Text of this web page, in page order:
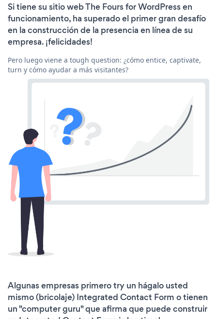
Si tiene su sitio web The Fours for WordPress en
funcionamiento, ha superado el primer gran desafío
en la construcción de la presencia en línea de su
empresa. ¡felicidades!
Pero luego viene a tough question: ¿cómo entice, captivate,
turn y cómo ayudar a más visitantes?
Algunas empresas primero try un hágalo usted
mismo (bricolaje) Integrated Contact Form o tienen
un "computer guru" que afirma que puede construir